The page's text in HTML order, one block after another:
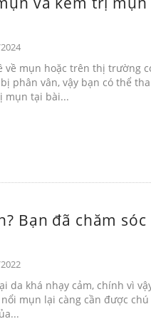
về mụn hoặc trên thị trường
phân vân, vậy bạn có thể
mụn tại bài...
Bạn đã chăm sóc
da khá nhạy cảm, chính vì
mụn lại càng cần được